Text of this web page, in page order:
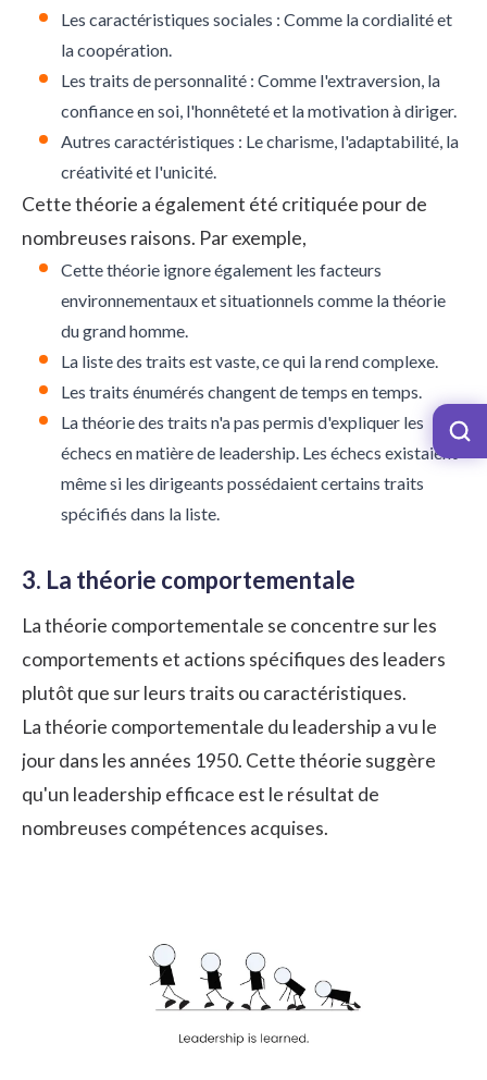
Les caractéristiques sociales : Comme la cordialité et
la coopération.
Les traits de personnalité : Comme l'extraversion, la
confiance en soi, l'honnêteté et la motivation à diriger.
Autres caractéristiques : Le charisme, l'adaptabilité, la
créativité et l'unicité.
Cette théorie a également été critiquée pour de
nombreuses raisons. Par exemple,
Cette théorie ignore également les facteurs
environnementaux et situationnels comme la théorie
du grand homme.
La liste des traits est vaste, ce qui la rend complexe.
Les traits énumérés changent de temps en temps.
La théorie des traits n'a pas permis d'expliquer les
échecs en matière de leadership. Les échecs existaient
même si les dirigeants possédaient certains traits
spécifiés dans la liste.
3. La théorie comportementale
La théorie comportementale se concentre sur les
comportements et actions spécifiques des leaders
plutôt que sur leurs traits ou caractéristiques.
La théorie comportementale du leadership a vu le
jour dans les années 1950. Cette théorie suggère
qu'un leadership efficace est le résultat de
nombreuses compétences acquises.